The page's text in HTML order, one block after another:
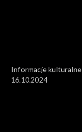
Informacje kulturalne
16.10.2024